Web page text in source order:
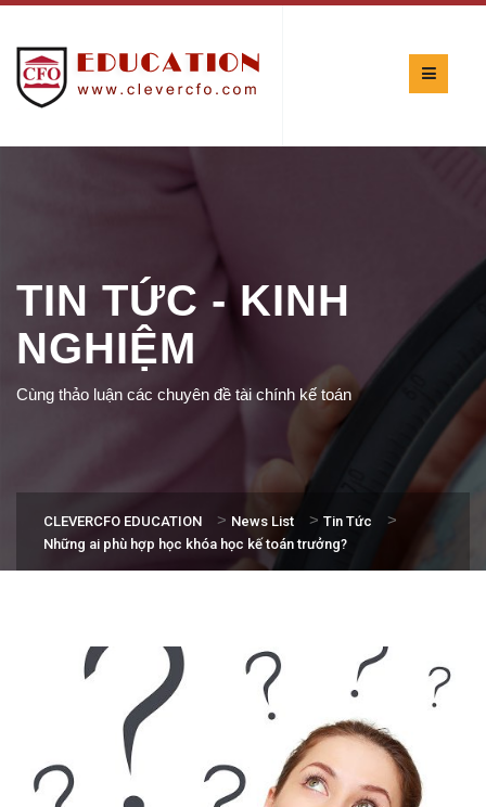
TIN TỨC - KINH
NGHIỆM
Cùng thảo luận các chuyên đề tài chính kế toán
CLEVERCFO EDUCATION > News List > Tin Tức >
Những ai phù hợp học khóa học kế toán trưởng?